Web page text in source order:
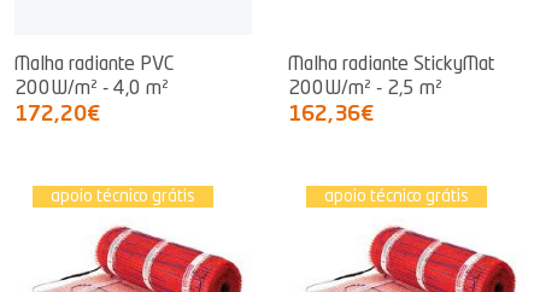
Malha radiante PVC
200W/m² - 4,0 m²
172,20€
Malha radiante StickyMat
200W/m² - 2,5 m²
162,36€
apoio técnico grátis apoio técnico grátis